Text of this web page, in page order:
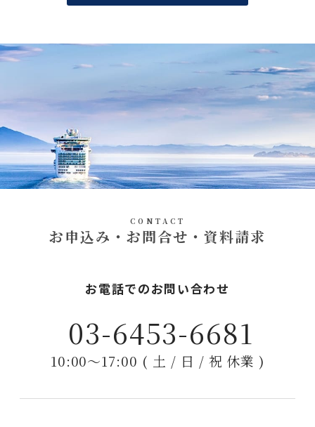
CONTACT
お申込み・お問合せ・資料請求
お電話でのお問い合わせ
03-6453-6681
10:00〜17:00 ( 土 / 日 / 祝 休業 )